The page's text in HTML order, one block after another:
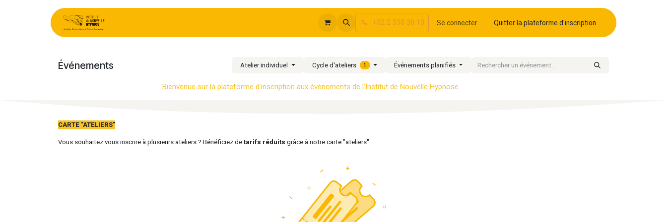
+32 2 538 38 10 Se connecter Quitter la plateforme d'inscription
Événements Atelier individuel Cycle d'ateliers 1 Événements planifiés
Bienvenue sur la plateforme d'inscription aux événements de l'Ins​titut de Nouvelle Hypnose
CARTE "ATELIERS"
Vous souhaitez vous inscrire à plusieurs ateliers ? Bénéficiez de tarifs réduits grâce à notre carte "ateliers".